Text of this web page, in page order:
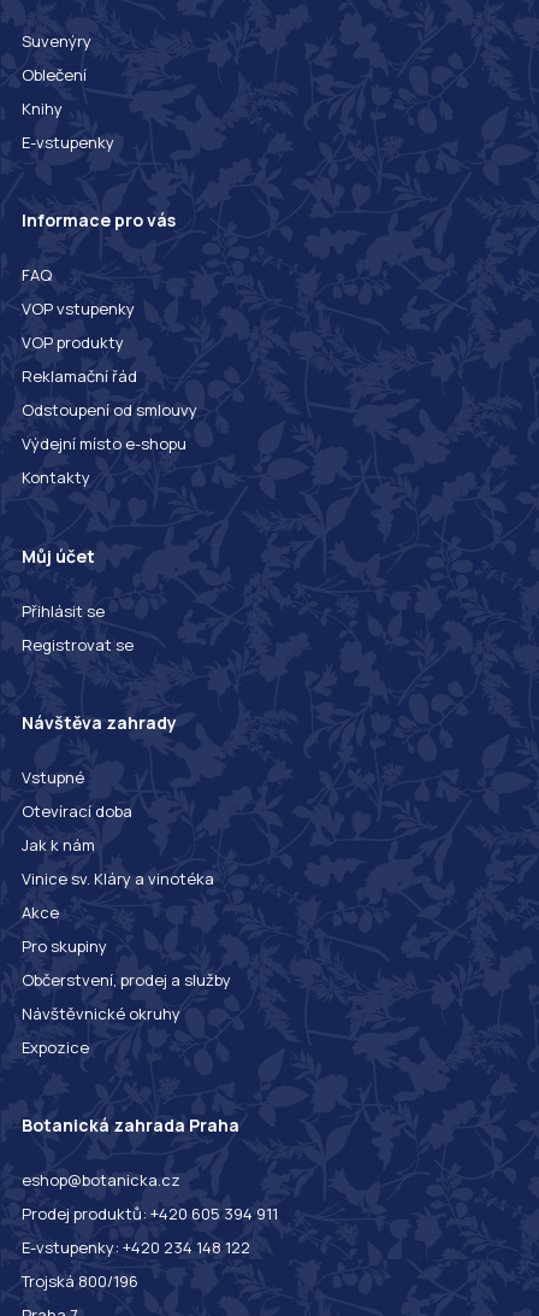
Suvenýry
Oblečení
Knihy
E-vstupenky
Informace pro vás
FAQ
VOP vstupenky
VOP produkty
Reklamační řád
Odstoupení od smlouvy
Výdejní místo e-shopu
Kontakty
Můj účet
Přihlásit se
Registrovat se
Návštěva zahrady
Vstupné
Otevírací doba
Jak k nám
Vinice sv. Kláry a vinotéka
Akce
Pro skupiny
Občerstvení, prodej a služby
Návštěvnické okruhy
Expozice
Botanická zahrada Praha
eshop@botanicka.cz
Prodej produktů: +420 605 394 911
E-vstupenky: +420 234 148 122
Trojská 800/196